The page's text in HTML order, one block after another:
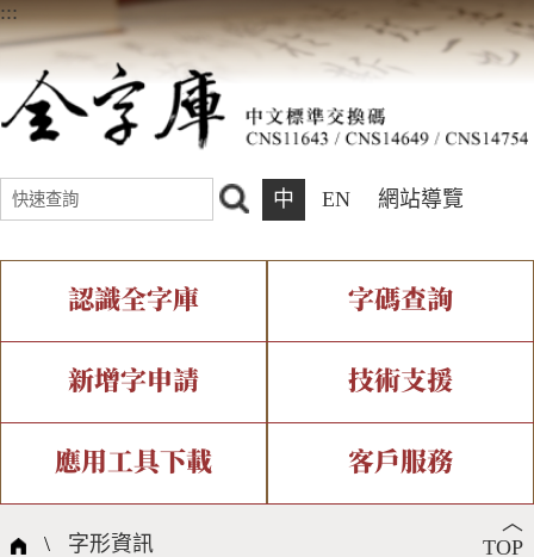
:::
中 EN 網站導覽
認識全字庫
全字庫介紹 全字庫現況
中文碼介紹 專有名詞介紹
國際字碼相關組織
字碼查詢
IDS查詢 部件查詢
複合查詢 注音查詢
筆畫查詢
新增字申請
新字申請處理流程
技術支援
字形即時顯示 造字解決方案
全字庫授權 轉碼Web Service
應用工具下載
個人電腦造字處理工具
客戶服務
問題集
︿
TOP
\ 字形資訊